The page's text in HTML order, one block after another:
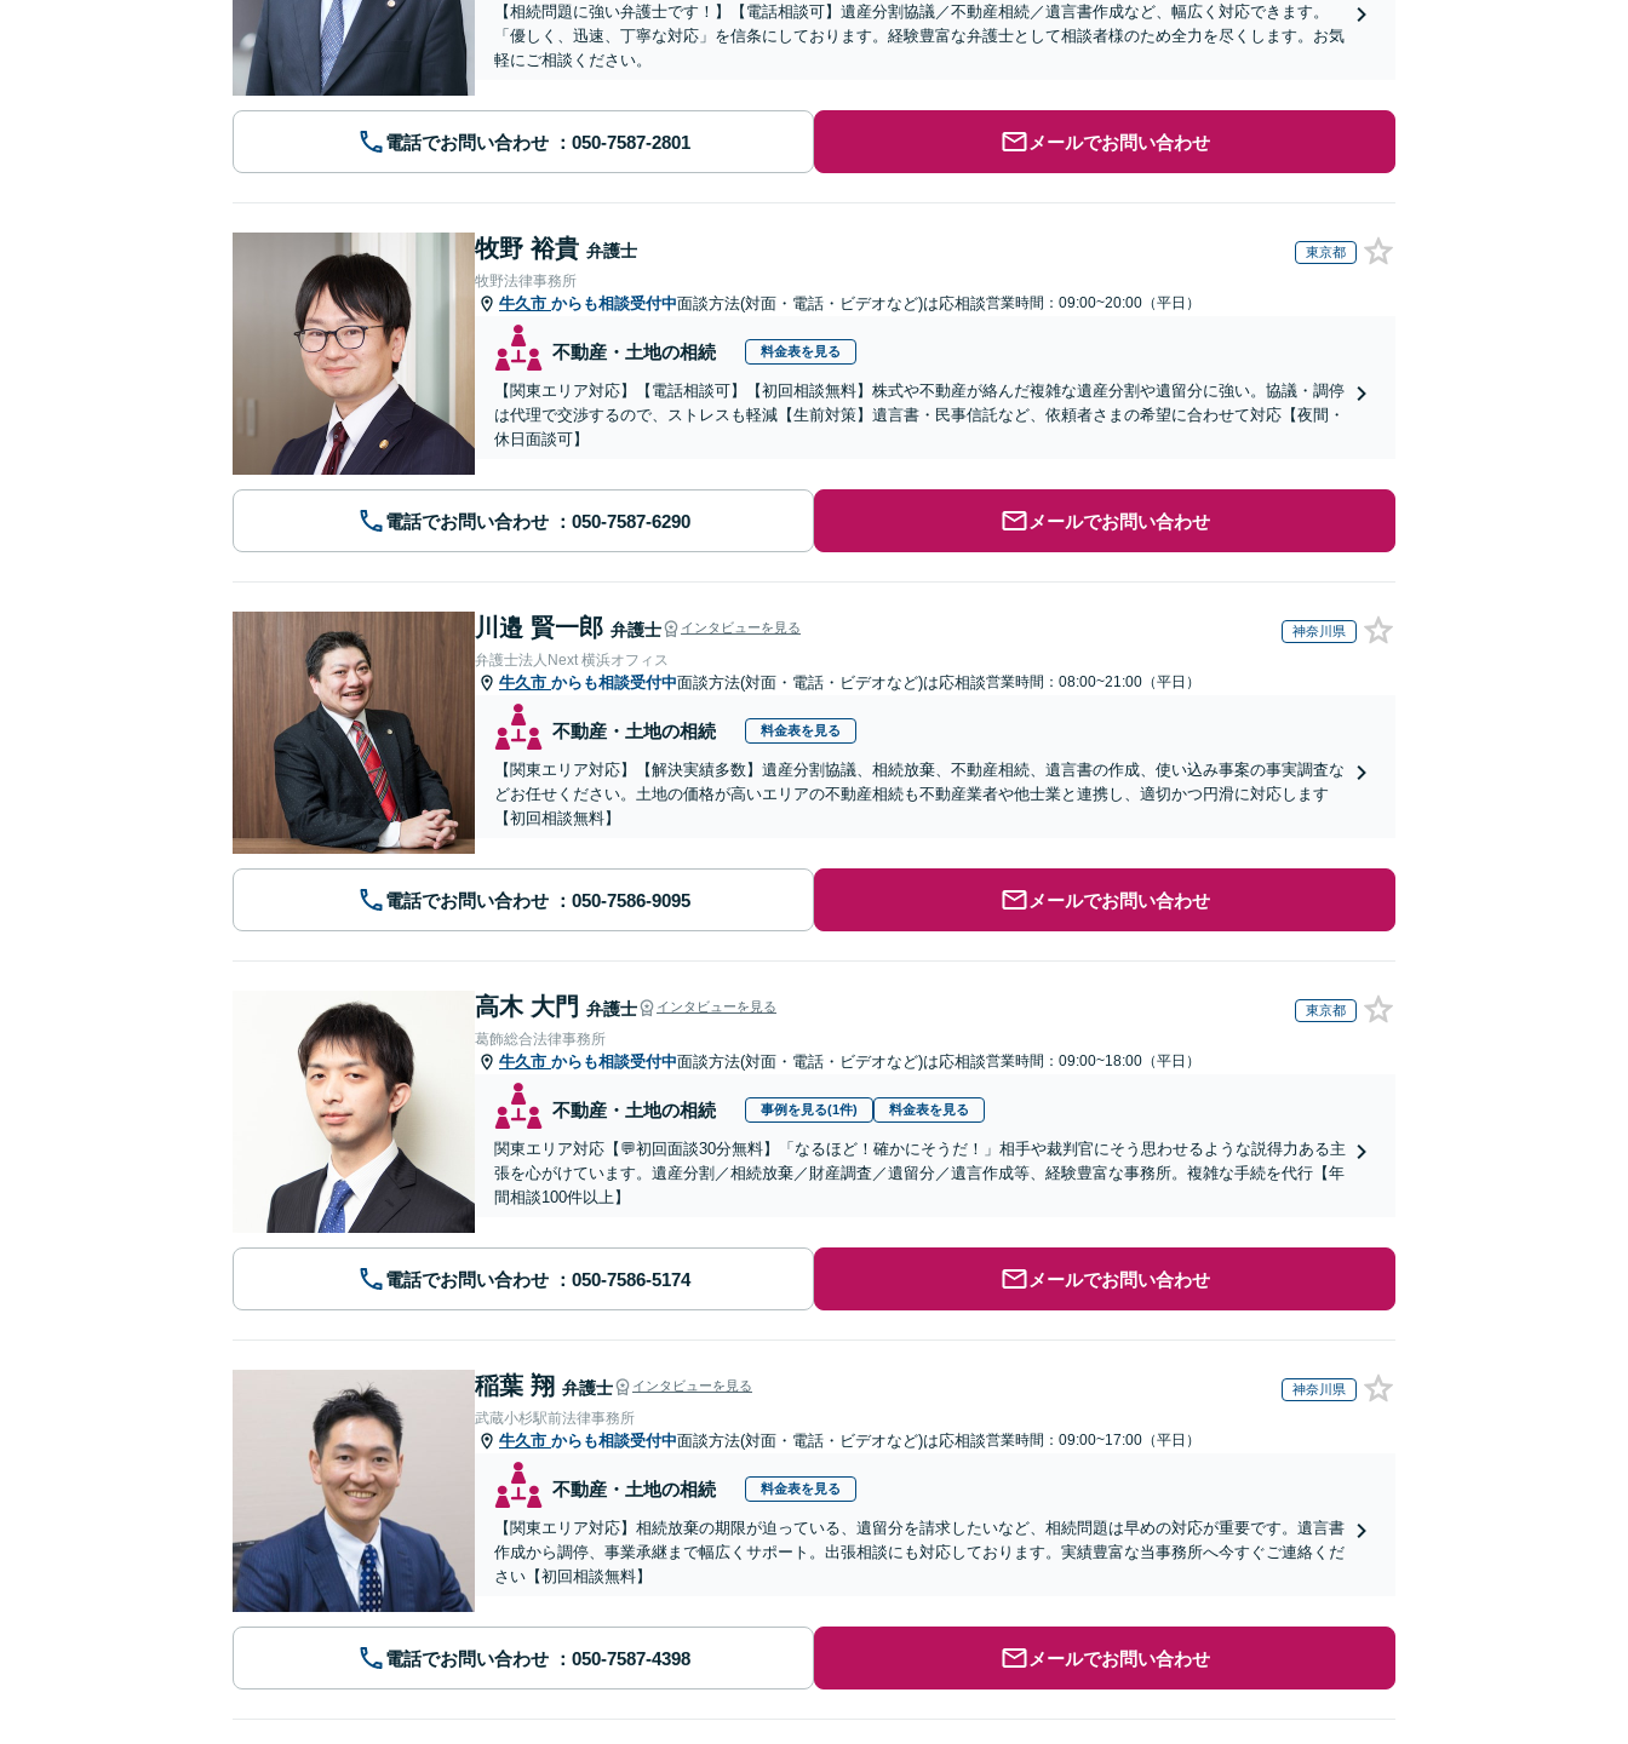
【相続問題に強い弁護士です！】【電話相談可】遺産分割協議／不動産相続／遺言書作成など、幅広く対応できます。
「優しく、迅速、丁寧な対応」を信条にしております。経験豊富な弁護士として相談者様のため全力を尽くします。お気
軽にご相談ください。
電話でお問い合わせ メールでお問い合わせ
牧野 裕貴 弁護士 東京都
牧野法律事務所
牛久市 からも相談受付中面談方法(対面・電話・ビデオなど)は応相談営業時間：09:00~20:00（平日）
不動産・土地の相続 料金表を見る
【関東エリア対応】【電話相談可】【初回相談無料】株式や不動産が絡んだ複雑な遺産分割や遺留分に強い。協議・調停
は代理で交渉するので、ストレスも軽減【生前対策】遺言書・民事信託など、依頼者さまの希望に合わせて対応【夜間・
休日面談可】
電話でお問い合わせ メールでお問い合わせ
川邉 賢一郎 弁護士 インタビューを見る 神奈川県
弁護士法人Next 横浜オフィス
牛久市 からも相談受付中面談方法(対面・電話・ビデオなど)は応相談営業時間：08:00~21:00（平日）
不動産・土地の相続 料金表を見る
【関東エリア対応】【解決実績多数】遺産分割協議、相続放棄、不動産相続、遺言書の作成、使い込み事案の事実調査な
どお任せください。土地の価格が高いエリアの不動産相続も不動産業者や他士業と連携し、適切かつ円滑に対応します
【初回相談無料】
電話でお問い合わせ メールでお問い合わせ
高木 大門 弁護士 インタビューを見る 東京都
葛飾総合法律事務所
牛久市 からも相談受付中面談方法(対面・電話・ビデオなど)は応相談営業時間：09:00~18:00（平日）
不動産・土地の相続 事例を見る(1件) 料金表を見る
関東エリア対応【💬初回面談30分無料】「なるほど！確かにそうだ！」相手や裁判官にそう思わせるような説得力ある主
張を心がけています。遺産分割／相続放棄／財産調査／遺留分／遺言作成等、経験豊富な事務所。複雑な手続を代行【年
間相談100件以上】
電話でお問い合わせ メールでお問い合わせ
稲葉 翔 弁護士 インタビューを見る 神奈川県
武蔵小杉駅前法律事務所
牛久市 からも相談受付中面談方法(対面・電話・ビデオなど)は応相談営業時間：09:00~17:00（平日）
不動産・土地の相続 料金表を見る
【関東エリア対応】相続放棄の期限が迫っている、遺留分を請求したいなど、相続問題は早めの対応が重要です。遺言書
作成から調停、事業承継まで幅広くサポート。出張相談にも対応しております。実績豊富な当事務所へ今すぐご連絡くだ
さい【初回相談無料】
電話でお問い合わせ メールでお問い合わせ